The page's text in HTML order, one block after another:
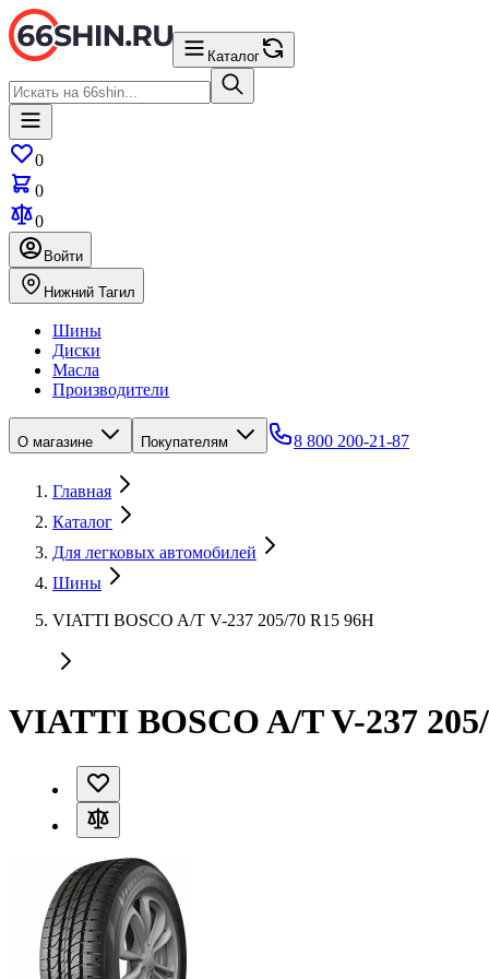
Каталог
0
0
0
Войти
Нижний Тагил
Шины
Диски
Масла
Производители
О магазине Покупателям 8 800 200-21-87
Главная
Каталог
Для легковых автомобилей
Шины
VIATTI BOSCO A/T V-237 205/70 R15 96H
VIATTI BOSCO A/T V-237